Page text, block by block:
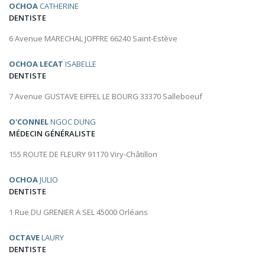
OCHOA CATHERINE
DENTISTE
6 Avenue MARECHAL JOFFRE 66240 Saint-Estève
OCHOA LECAT ISABELLE
DENTISTE
7 Avenue GUSTAVE EIFFEL LE BOURG 33370 Salleboeuf
O'CONNELNGOC DUNG
MÉDECIN GÉNÉRALISTE
155 ROUTE DE FLEURY 91170 Viry-Châtillon
OCHOAJULIO
DENTISTE
1 Rue DU GRENIER A SEL 45000 Orléans
OCTAVELAURY
DENTISTE